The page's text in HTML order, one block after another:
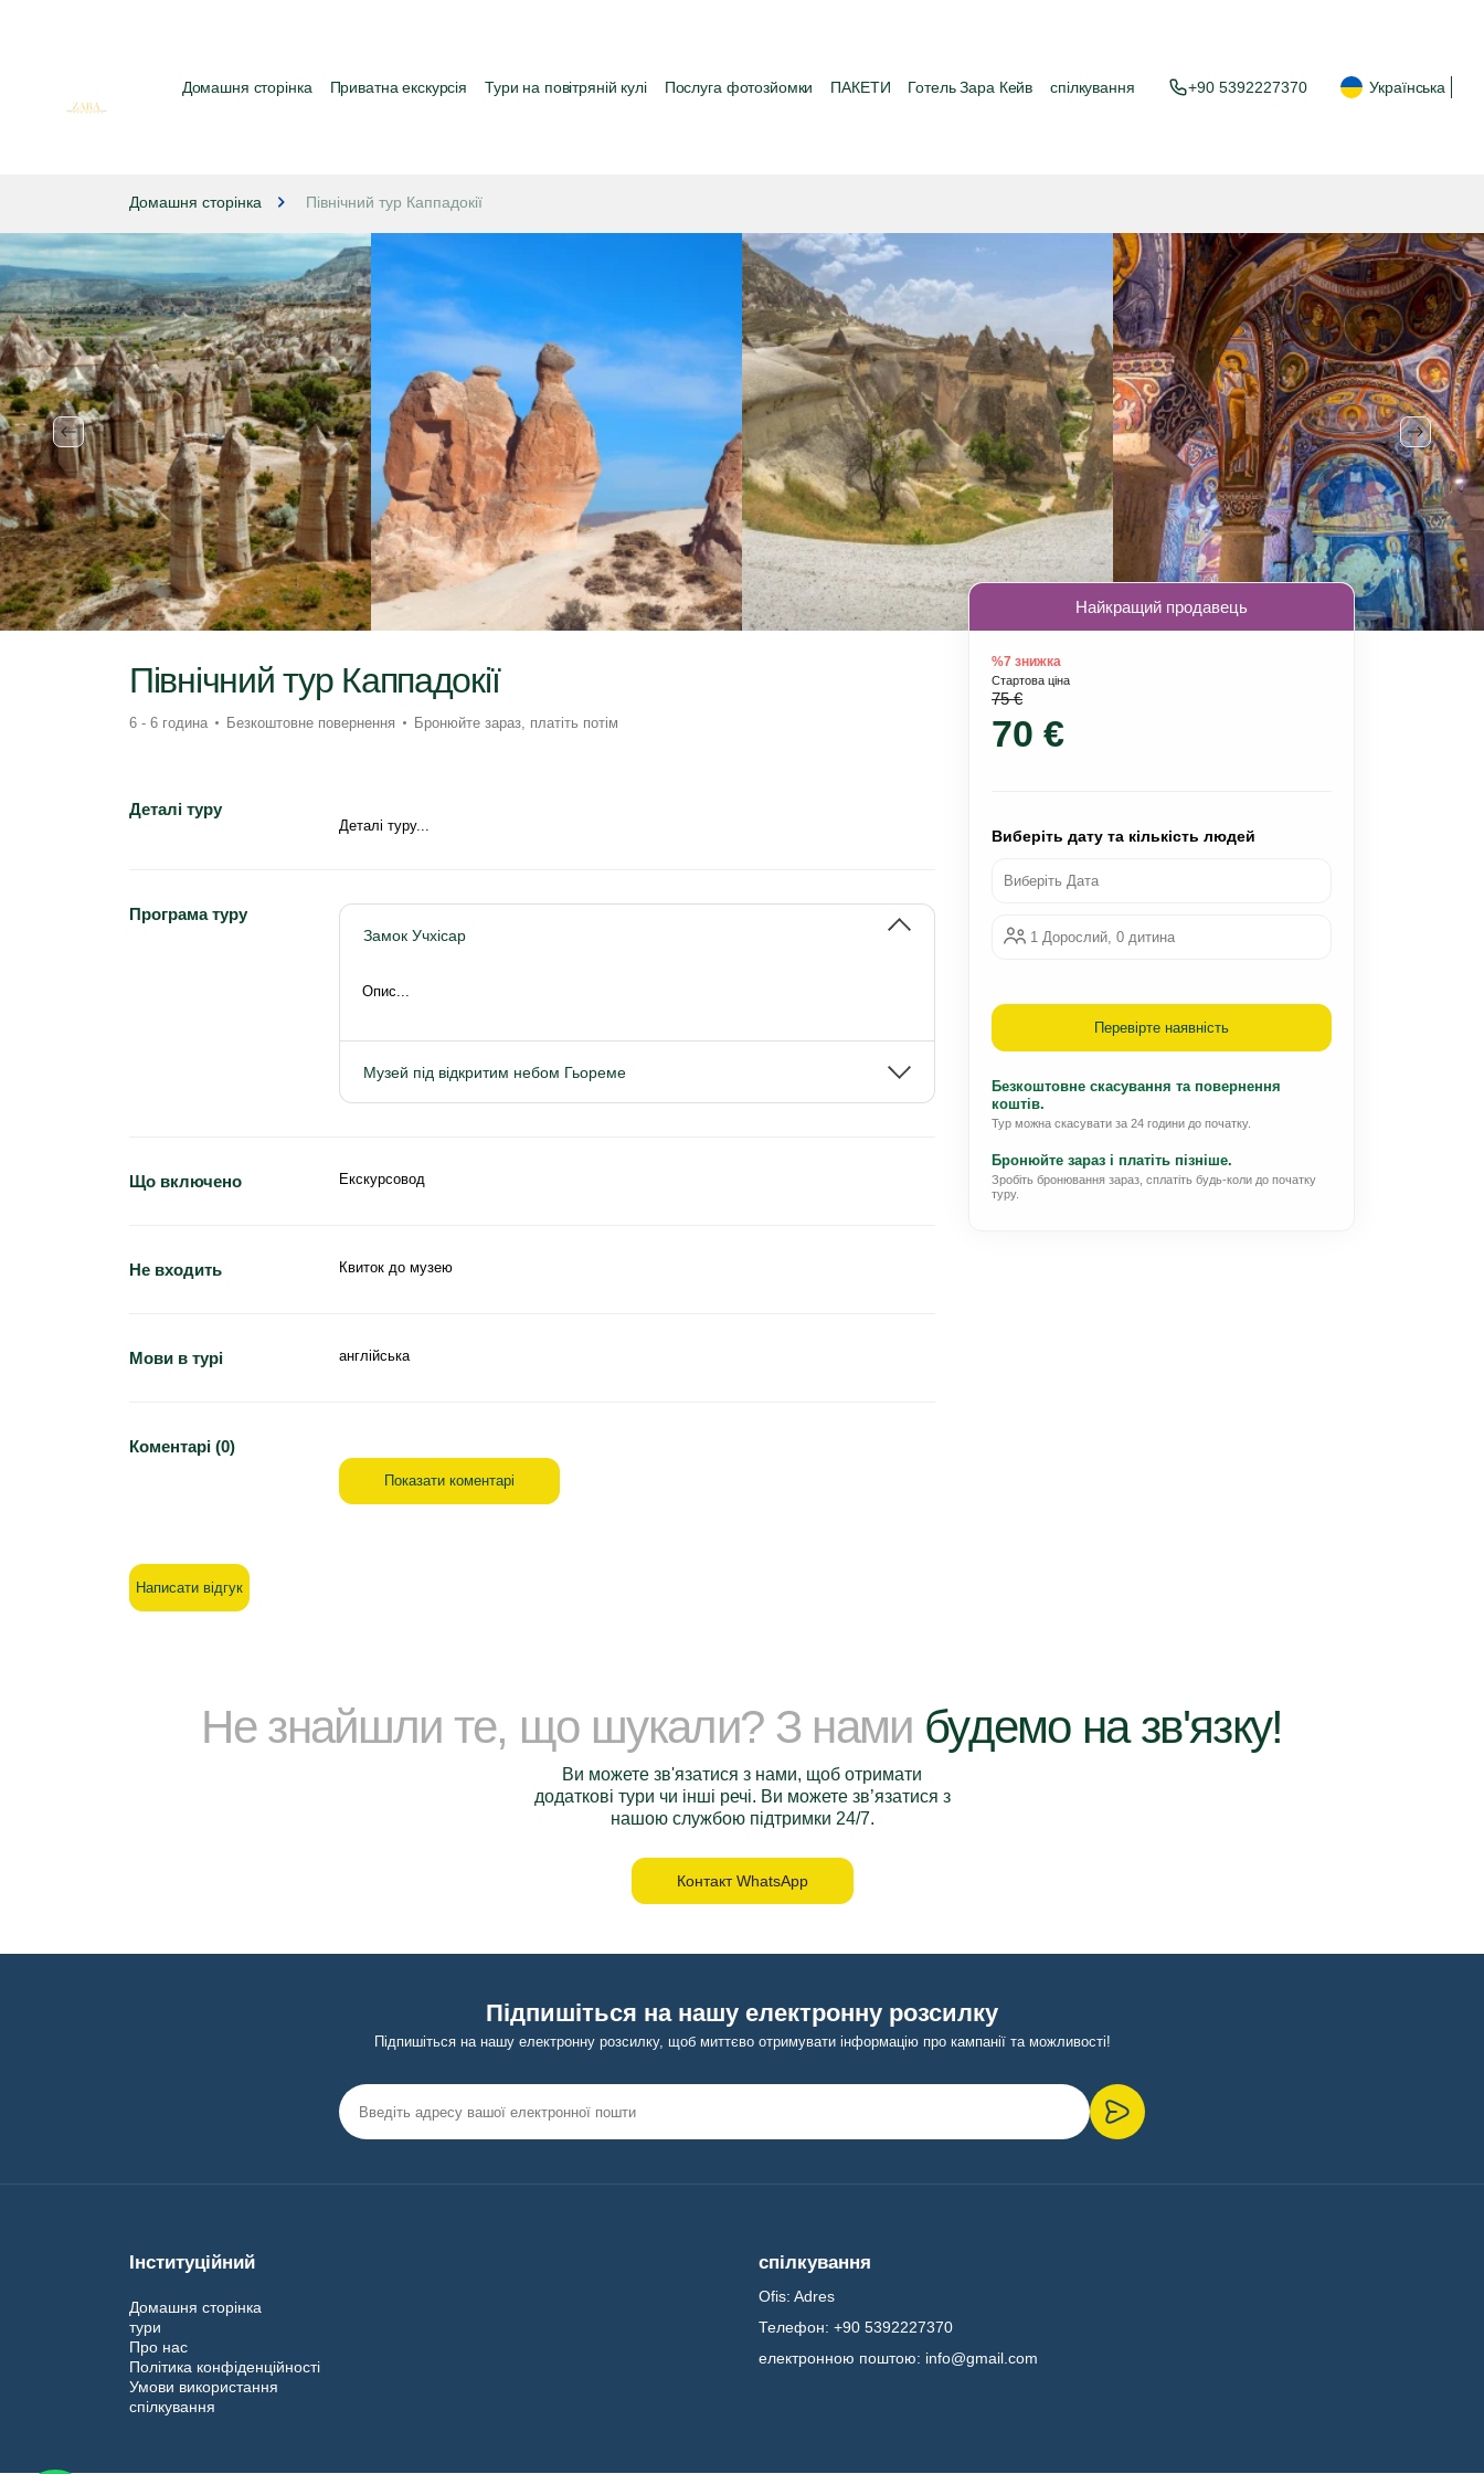
Домашня сторінка Приватна екскурсія Тури на повітряній кулі Послуга фотозйомки ПАКЕТИ Готель Зара Кейв спілкування +90 5392227370 Українська
Домашня сторінка Північний тур Каппадокії
Північний тур Каппадокії
6 - 6 година Безкоштовне повернення Бронюйте зараз, платіть потім
Деталі туру
Деталі туру...
Програма туру
Замок Учхісар
Опис...
Музей під відкритим небом Гьореме
Що включено Екскурсовод
Не входить Квиток до музею
Мови в турі англійська
Коментарі (0)
Показати коментарі
Написати відгук
Найкращий продавець
%7 знижка
Стартова ціна
75 €
70 €
Виберіть дату та кількість людей
Виберіть Дата
1 Дорослий, 0 дитина
Перевірте наявність
Безкоштовне скасування та повернення
коштів.
Тур можна скасувати за 24 години до початку.
Бронюйте зараз і платіть пізніше.
Зробіть бронювання зараз, сплатіть будь-коли до початку
туру.
Не знайшли те, що шукали? З нами будемо на зв'язку!
Ви можете зв'язатися з нами, щоб отримати
додаткові тури чи інші речі. Ви можете зв’язатися з
нашою службою підтримки 24/7.
Контакт WhatsApp
Підпишіться на нашу електронну розсилку
Підпишіться на нашу електронну розсилку, щоб миттєво отримувати інформацію про кампанії та можливості!
Інституційний
Домашня сторінка
тури
Про нас
Політика конфіденційності
Умови використання
спілкування
спілкування
Ofis: Adres
Телефон: +90 5392227370
електронною поштою: info@gmail.com